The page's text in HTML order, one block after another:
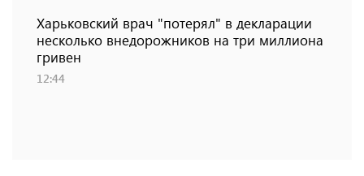
Харьковский врач "потерял" в декларации
несколько внедорожников на три миллиона
гривен
12:44